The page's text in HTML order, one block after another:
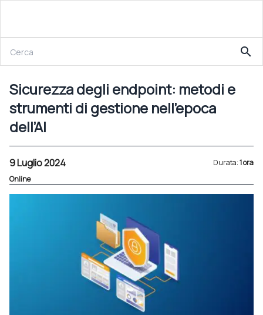
Sicurezza degli endpoint: metodi e strumenti di gestione nell’epoca dell’AI
search
Sicurezza degli endpoint: metodi e
strumenti di gestione nell’epoca
dell’AI
9 Luglio 2024 Durata:1 ora
Online